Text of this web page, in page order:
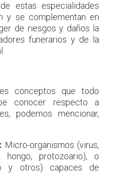
estas especialidades
y se complementan en
de riesgos y daños la
funerarios y de la
conceptos que todo
conocer respecto a
podemos mencionar,
Micro-organismos (virus,
hongo, protozoario), o
y otros) capaces de